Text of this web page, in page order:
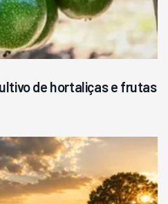
de hortaliças e frutas